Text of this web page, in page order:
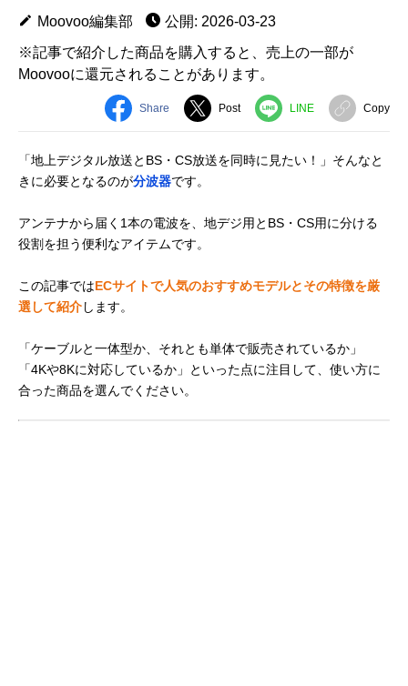
Moovoo編集部
公開: 2026-03-23
※記事で紹介した商品を購入すると、売上の一部が
Moovooに還元されることがあります。
Share Post LINE Copy
「地上デジタル放送とBS・CS放送を同時に見たい！」そんなと
きに必要となるのが分波器です。
アンテナから届く1本の電波を、地デジ用とBS・CS用に分ける
役割を担う便利なアイテムです。
この記事ではECサイトで人気のおすすめモデルとその特徴を厳
選して紹介します。
「ケーブルと一体型か、それとも単体で販売されているか」
「4Kや8Kに対応しているか」といった点に注目して、使い方に
合った商品を選んでください。